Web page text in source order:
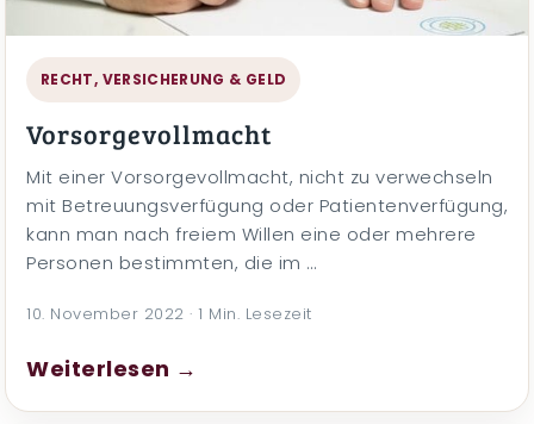
RECHT, VERSICHERUNG & GELD
Vorsorgevollmacht
Mit einer Vorsorgevollmacht, nicht zu verwechseln
mit Betreuungsverfügung oder Patientenverfügung,
kann man nach freiem Willen eine oder mehrere
Personen bestimmten, die im …
10. November 2022 · 1 Min. Lesezeit
Weiterlesen →